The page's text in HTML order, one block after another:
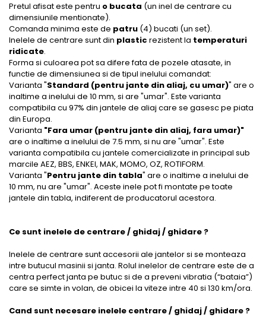
Pretul afisat este pentru o bucata (un inel de centrare cu
dimensiunile mentionate).
Comanda minima este de patru (4) bucati (un set).
Inelele de centrare sunt din plastic rezistent la temperaturi
ridicate.
Forma si culoarea pot sa difere fata de pozele atasate, in
functie de dimensiunea si de tipul inelului comandat:
Varianta "Standard (pentru jante din aliaj, cu umar)" are o
inaltime a inelului de 10 mm, si are "umar". Este varianta
compatibila cu 97% din jantele de aliaj care se gasesc pe piata
din Europa.
Varianta "Fara umar (pentru jante din aliaj, fara umar)"
are o inaltime a inelului de 7.5 mm, si nu are "umar". Este
varianta compatibila cu jantele comercializate in principal sub
marcile AEZ, BBS, ENKEI, MAK, MOMO, OZ, ROTIFORM.
Varianta "Pentru jante din tabla" are o inaltime a inelului de
10 mm, nu are "umar". Aceste inele pot fi montate pe toate
jantele din tabla, indiferent de producatorul acestora.
Ce sunt inelele de centrare / ghidaj / ghidare ?
Inelele de centrare sunt accesorii ale jantelor si se monteaza
intre butucul masinii si janta. Rolul inelelor de centrare este de a
centra perfect janta pe butuc si de a preveni vibratia (“bataia”)
care se simte in volan, de obicei la viteze intre 40 si 130 km/ora.
Cand sunt necesare inelele centrare / ghidaj / ghidare ?